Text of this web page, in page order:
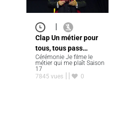
|
Clap Un métier pour
tous, tous pass…
Cérémonie Je filme le
métier qui me plaît Saison
17
7845 vues
0